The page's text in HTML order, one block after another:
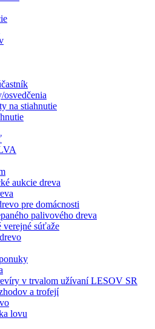
na stiahnutie
aukcie dreva
pre domácnosti
palivového dreva
verejné súťaže
v trvalom užívaní LESOV SR
a trofejí
lovu